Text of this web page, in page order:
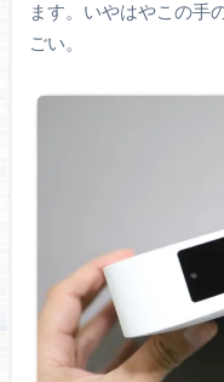
ます。いやはやこの手
ごい。